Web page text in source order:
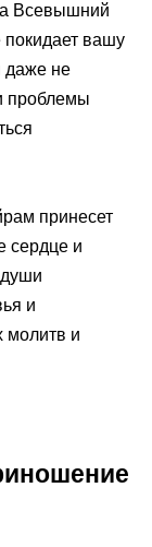
Всевышний
покидает вашу
даже не
проблемы
принесет
сердце и
и
молитв и